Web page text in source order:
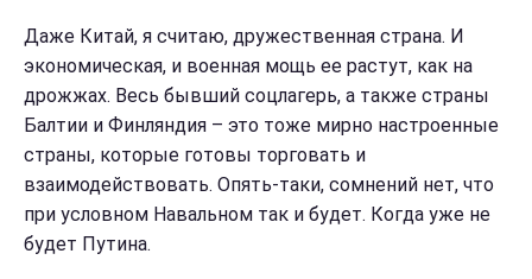
Даже Китай, я считаю, дружественная страна. И
экономическая, и военная мощь ее растут, как на
дрожжах. Весь бывший соцлагерь, а также страны
Балтии и Финляндия – это тоже мирно настроенные
страны, которые готовы торговать и
взаимодействовать. Опять-таки, сомнений нет, что
при условном Навальном так и будет. Когда уже не
будет Путина.